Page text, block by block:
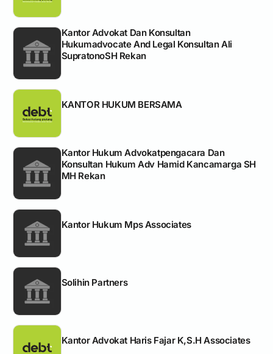
Kantor Advokat Dan Konsultan
Hukumadvocate And Legal Konsultan Ali
SupratonoSH Rekan
KANTOR HUKUM BERSAMA
Kantor Hukum Advokatpengacara Dan
Konsultan Hukum Adv Hamid Kancamarga SH
MH Rekan
Kantor Hukum Mps Associates
Solihin Partners
Kantor Advokat Haris Fajar K,S.H Associates